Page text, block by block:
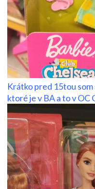
Krátko pred 15tou
ktoré je v BA a to v OC